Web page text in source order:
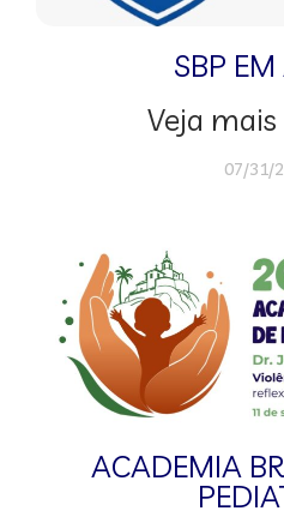
SBP
Veja
07/31/
ACADEMIA